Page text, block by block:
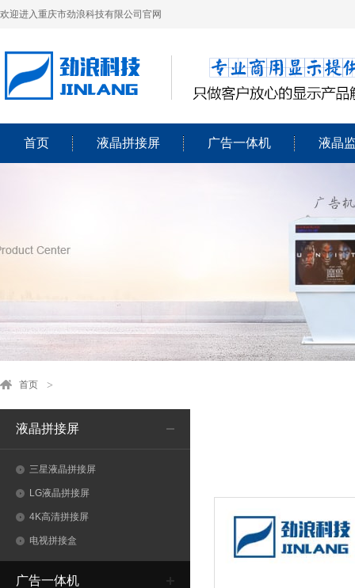
欢迎进入重庆市劲浪科技有限公司官网
首页 液晶拼接屏 广告一体机 液晶
首页
液晶拼接屏
三星液晶拼接屏
LG液晶拼接屏
4K高清拼接屏
电视拼接盒
广告一体机